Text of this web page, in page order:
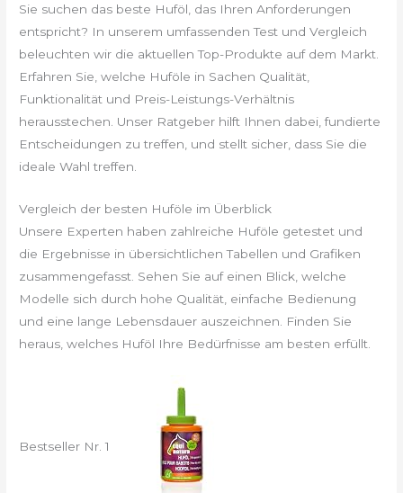
Sie suchen das beste Huföl, das Ihren Anforderungen
entspricht? In unserem umfassenden Test und Vergleich
beleuchten wir die aktuellen Top-Produkte auf dem Markt.
Erfahren Sie, welche Huföle in Sachen Qualität,
Funktionalität und Preis-Leistungs-Verhältnis
herausstechen. Unser Ratgeber hilft Ihnen dabei, fundierte
Entscheidungen zu treffen, und stellt sicher, dass Sie die
ideale Wahl treffen.
Vergleich der besten Huföle im Überblick
Unsere Experten haben zahlreiche Huföle getestet und
die Ergebnisse in übersichtlichen Tabellen und Grafiken
zusammengefasst. Sehen Sie auf einen Blick, welche
Modelle sich durch hohe Qualität, einfache Bedienung
und eine lange Lebensdauer auszeichnen. Finden Sie
heraus, welches Huföl Ihre Bedürfnisse am besten erfüllt.
Bestseller Nr. 1